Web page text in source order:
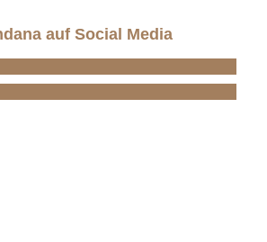
auf Social Media